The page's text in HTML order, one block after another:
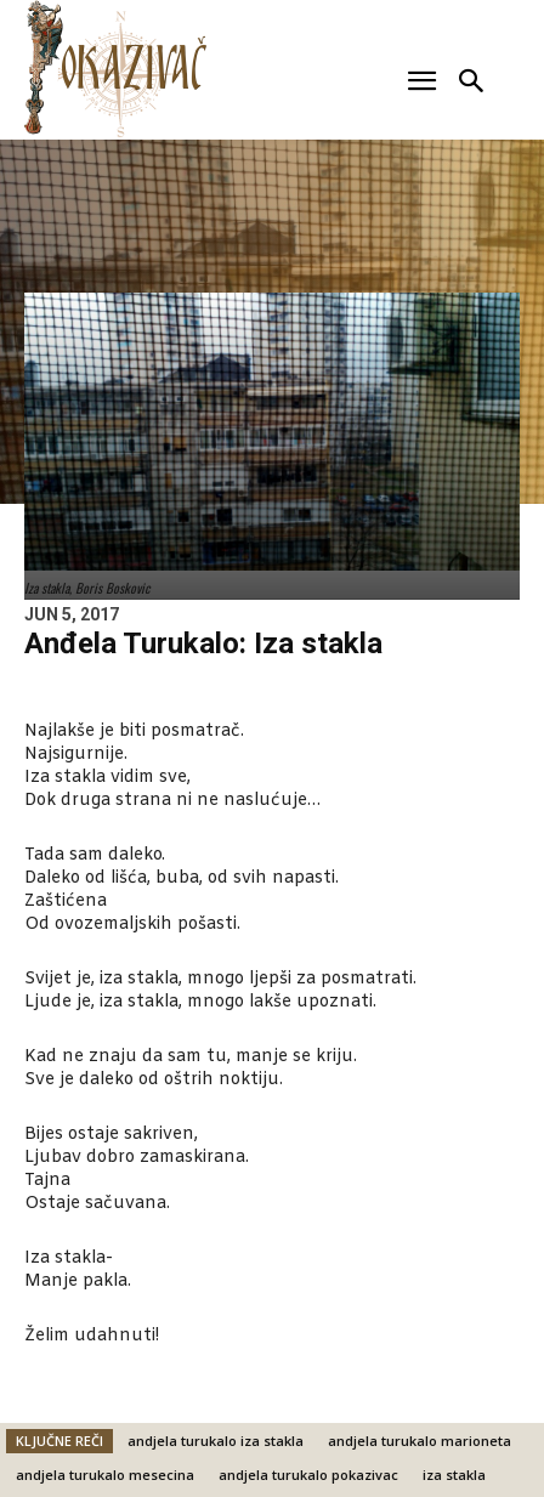
Iza stakla, Boris Boskovic
JUN 5, 2017
Anđela Turukalo: Iza stakla
Najlakše je biti posmatrač.
Najsigurnije.
Iza stakla vidim sve,
Dok druga strana ni ne naslućuje…
Tada sam daleko.
Daleko od lišća, buba, od svih napasti.
Zaštićena
Od ovozemaljskih pošasti.
Svijet je, iza stakla, mnogo ljepši za posmatrati.
Ljude je, iza stakla, mnogo lakše upoznati.
Kad ne znaju da sam tu, manje se kriju.
Sve je daleko od oštrih noktiju.
Bijes ostaje sakriven,
Ljubav dobro zamaskirana.
Tajna
Ostaje sačuvana.
Iza stakla-
Manje pakla.
Želim udahnuti!
KLJUČNE REČI andjela turukalo iza stakla
andjela turukalo marioneta
andjela turukalo mesecina
andjela turukalo pokazivac
iza stakla